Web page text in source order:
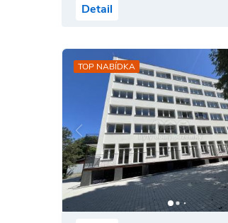
Detail
TOP NABÍDKA